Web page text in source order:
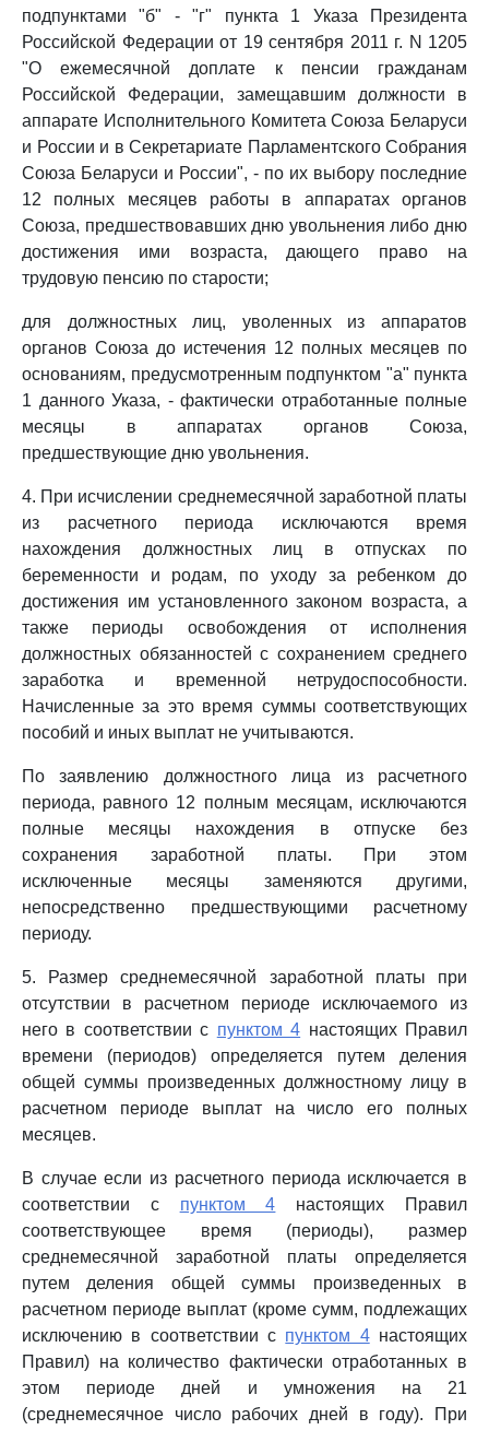
подпунктами "б" - "г" пункта 1 Указа Президента
Российской Федерации от 19 сентября 2011 г. N 1205
"О ежемесячной доплате к пенсии гражданам
Российской Федерации, замещавшим должности в
аппарате Исполнительного Комитета Союза Беларуси
и России и в Секретариате Парламентского Собрания
Союза Беларуси и России", - по их выбору последние
12 полных месяцев работы в аппаратах органов
Союза, предшествовавших дню увольнения либо дню
достижения ими возраста, дающего право на
трудовую пенсию по старости;
для должностных лиц, уволенных из аппаратов
органов Союза до истечения 12 полных месяцев по
основаниям, предусмотренным подпунктом "а" пункта
1 данного Указа, - фактически отработанные полные
месяцы в аппаратах органов Союза,
предшествующие дню увольнения.
4. При исчислении среднемесячной заработной платы
из расчетного периода исключаются время
нахождения должностных лиц в отпусках по
беременности и родам, по уходу за ребенком до
достижения им установленного законом возраста, а
также периоды освобождения от исполнения
должностных обязанностей с сохранением среднего
заработка и временной нетрудоспособности.
Начисленные за это время суммы соответствующих
пособий и иных выплат не учитываются.
По заявлению должностного лица из расчетного
периода, равного 12 полным месяцам, исключаются
полные месяцы нахождения в отпуске без
сохранения заработной платы. При этом
исключенные месяцы заменяются другими,
непосредственно предшествующими расчетному
периоду.
5. Размер среднемесячной заработной платы при
отсутствии в расчетном периоде исключаемого из
него в соответствии с пунктом 4 настоящих Правил
времени (периодов) определяется путем деления
общей суммы произведенных должностному лицу в
расчетном периоде выплат на число его полных
месяцев.
В случае если из расчетного периода исключается в
соответствии с пунктом 4 настоящих Правил
соответствующее время (периоды), размер
среднемесячной заработной платы определяется
путем деления общей суммы произведенных в
расчетном периоде выплат (кроме сумм, подлежащих
исключению в соответствии с пунктом 4настоящих
Правил) на количество фактически отработанных в
этом периоде дней и умножения на 21
(среднемесячное число рабочих дней в году). При